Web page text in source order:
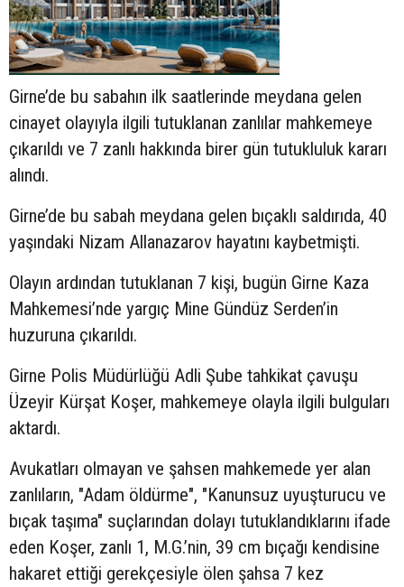
Girne’de bu sabahın ilk saatlerinde meydana gelen
cinayet olayıyla ilgili tutuklanan zanlılar mahkemeye
çıkarıldı ve 7 zanlı hakkında birer gün tutukluluk kararı
alındı.
Girne’de bu sabah meydana gelen bıçaklı saldırıda, 40
yaşındaki Nizam Allanazarov hayatını kaybetmişti.
Olayın ardından tutuklanan 7 kişi, bugün Girne Kaza
Mahkemesi’nde yargıç Mine Gündüz Serden’in
huzuruna çıkarıldı.
Girne Polis Müdürlüğü Adli Şube tahkikat çavuşu
Üzeyir Kürşat Koşer, mahkemeye olayla ilgili bulguları
aktardı.
Avukatları olmayan ve şahsen mahkemede yer alan
zanlıların, "Adam öldürme", "Kanunsuz uyuşturucu ve
bıçak taşıma" suçlarından dolayı tutuklandıklarını ifade
eden Koşer, zanlı 1, M.G.’nin, 39 cm bıçağı kendisine
hakaret ettiği gerekçesiyle ölen şahsa 7 kez